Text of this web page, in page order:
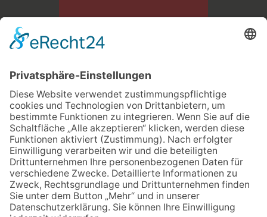
Bau- und Transportgesellschaft LINDNER mbH
Dresdner Str. 126 A
09337 Hohenstein - Ernstthal